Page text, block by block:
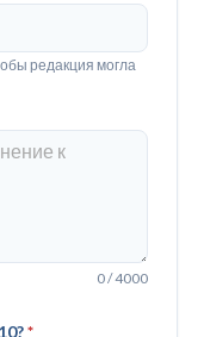
редакция могла
0 / 4000
*